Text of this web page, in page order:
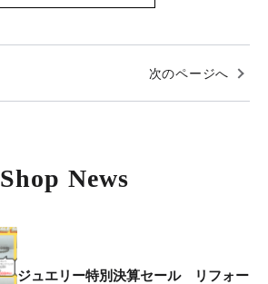
次のページへ
Shop News
ジュエリー特別決算セール リフォー